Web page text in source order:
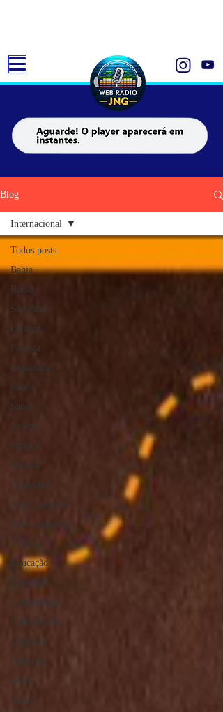
Blog
Todos posts
Bahia
Brasil
São Paulo
Politica
Politica
Esplanada
Saúde
Saúde
Polícia
Policial
Economia
Sem Categoria
Sem Categoria
Política
Educação
Educação
Comunidade
Comunidade
Enquetes
Enquetes
Brasil
Brasil
Internacional